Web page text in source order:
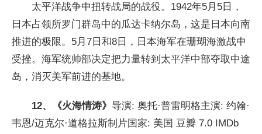
太平洋战争中扭转战局的战役。1942年5月5日，
日本占领所罗门群岛中的瓜达卡纳尔岛，这是日本向南
推进的极限。5月7日和8日，日本海军在珊瑚海激战中
受挫。海军统帅部决定把力量转到太平洋中部夺取中途
岛，消灭美军前进的基地。
12、《火海情涛》 导演: 奥托·普雷明格主演: 约翰·
韦恩/迈克尔·道格拉斯制片国家: 美国 豆瓣 7.0 IMDb